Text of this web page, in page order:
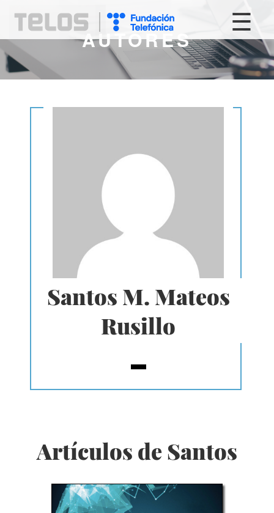
☰
AUTORES
Santos M. Mateos
Rusillo
Artículos de Santos